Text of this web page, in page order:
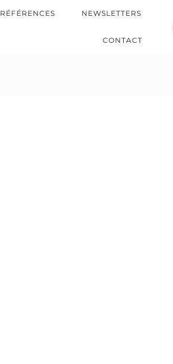
RÉFÉRENCES NEWSLETTERS
CONTACT